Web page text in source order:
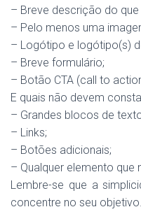
– Breve descrição do
– Pelo menos uma
– Logótipo e logótipo(s)
– Breve formulário;
– Botão CTA (call to
E quais não devem
– Grandes blocos de
– Links;
– Botões adicionais;
– Qualquer elemento
Lembre-se que a
concentre no seu objetivo.